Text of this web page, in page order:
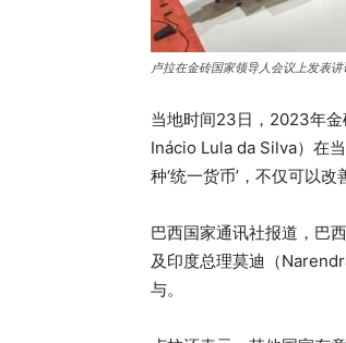
卢拉在金砖国家领导人会议上发表
当地时间23日，2023年
Inácio Lula da Silva）在
种‘统一货币’，不仅可以
巴西国家通讯社报道，巴
及印度总理莫迪（
与。